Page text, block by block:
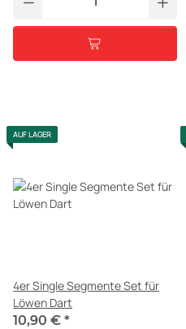
AUF LAGER
4er Single Segmente Set für
Löwen Dart
10,90 € *